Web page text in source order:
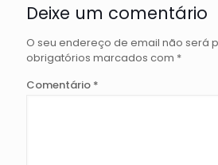
Deixe um comentário
O seu endereço de email não será
obrigatórios marcados com *
Comentário *